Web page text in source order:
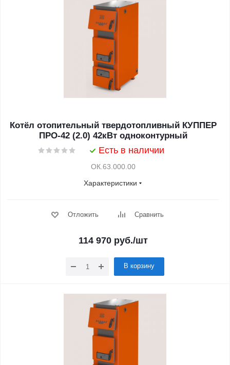
Котёл отопительный твердотопливный КУППЕР
ПРО-42 (2.0) 42кВт одноконтурный
Есть в наличии
ОК.63.000.00
Характеристики
Отложить Сравнить
114 970 руб./шт
В корзину